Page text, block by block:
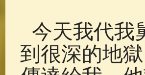
今天我代我
到很深的地